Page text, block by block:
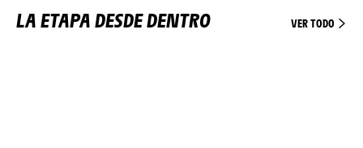
LA ETAPA DESDE DENTRO VER TODO